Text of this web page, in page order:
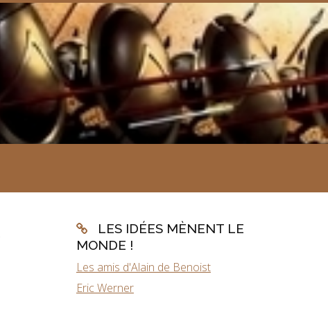
LES IDÉES MÈNENT LE
MONDE !
Les amis d'Alain de Benoist
Eric Werner